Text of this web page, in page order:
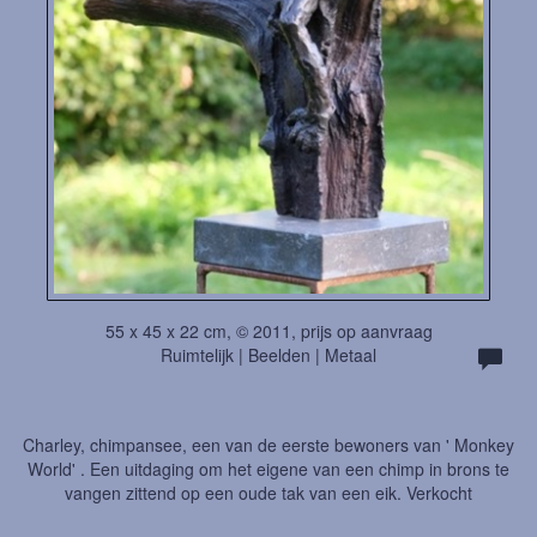
55 x 45 x 22 cm, © 2011, prijs op aanvraag
Ruimtelijk | Beelden | Metaal
Charley, chimpansee, een van de eerste bewoners van ' Monkey
World' . Een uitdaging om het eigene van een chimp in brons te
vangen zittend op een oude tak van een eik. Verkocht